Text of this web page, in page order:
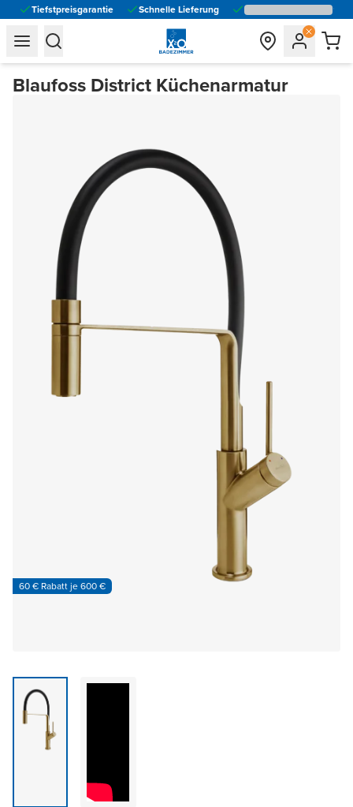
Tiefstpreisgarantie Schnelle Lieferung
general.navigation.toggle_menu.label
general.navigation.toggle_menu.label
Blaufoss District Küchenarmatur
60 € Rabatt je 600 €